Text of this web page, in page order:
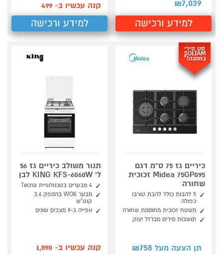
₪7,039
למידע ורכישה
קנה עכשיו ב- 499
למידע ורכישה
סט סירי
SOLTAM
במתנה!*
כיריים גז 75 ס"מ דגם
Midea 75GP095 זכוכית
שחורה
5 להבות כולל להבת טורבו
כפולה
משטח זכוכית מחוסמת שחורה
תושבות סירים מברזל יצוק
תן הצעה מעל ₪ 758
תנור משולב כיריים גז 56
ל' KING KFS-6060W לבן
4 מבערים בטכנולוגיית Tecna
מבער WOK בהספק 3.6
קוט"ש
אפייה ב-9 מצבים שונים
קנה עכשיו ב- 1,890